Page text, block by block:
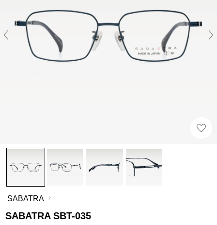
SABATRA
SABATRA SBT-035